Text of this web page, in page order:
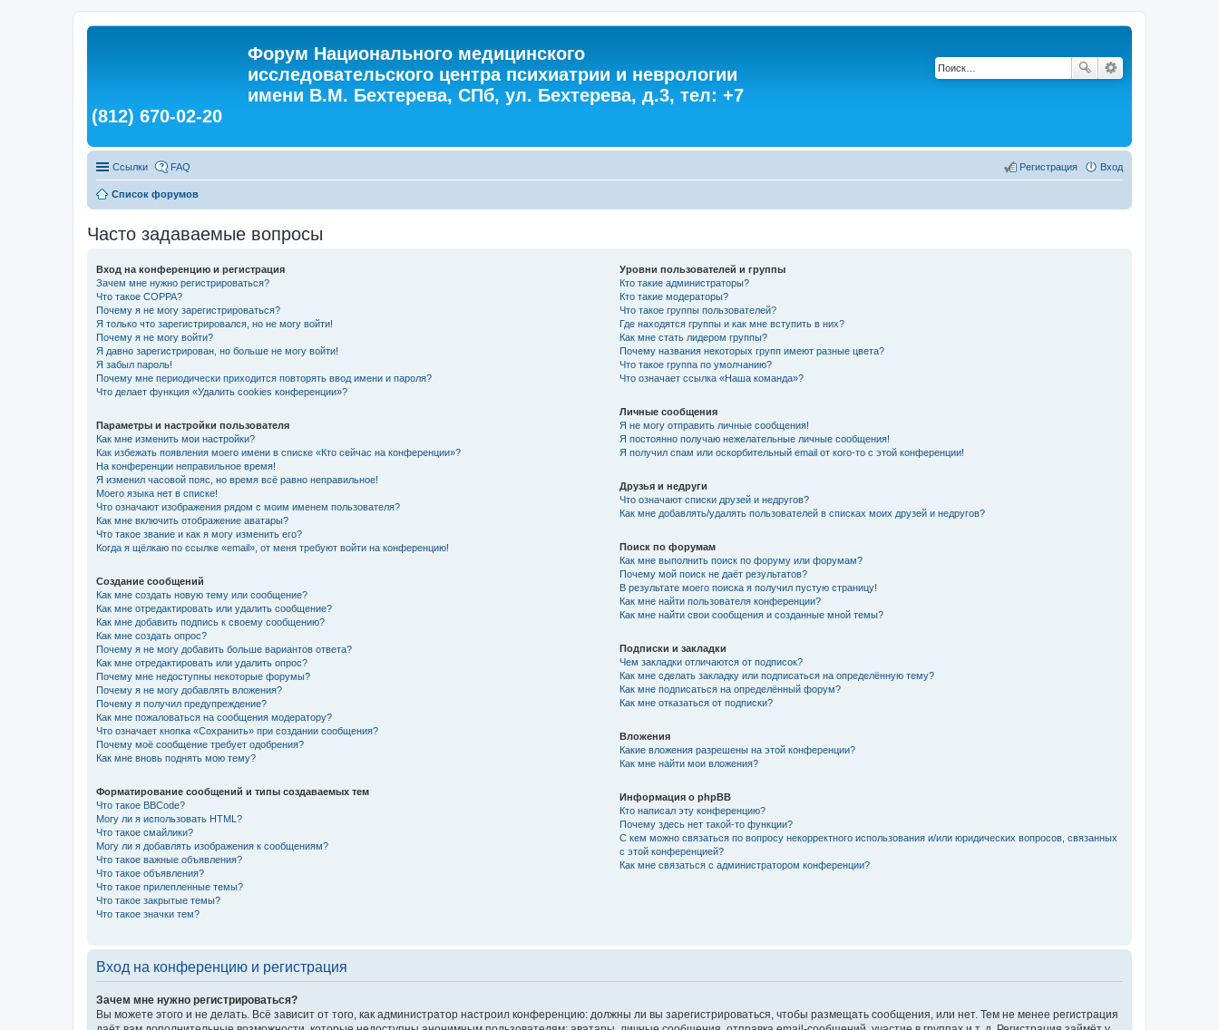
Форум Национального медицинского
исследовательского центра психиатрии и неврологии
имени В.М. Бехтерева, СПб, ул. Бехтерева, д.3, тел: +7
(812) 670-02-20
Ссылки FAQ Вход
Регистрация
Список форумов
Часто задаваемые вопросы
Вход на конференцию и регистрация
Зачем мне нужно регистрироваться?
Что такое COPPA?
Почему я не могу зарегистрироваться?
Я только что зарегистрировался, но не могу войти!
Почему я не могу войти?
Я давно зарегистрирован, но больше не могу войти!
Я забыл пароль!
Почему мне периодически приходится повторять ввод имени и пароля?
Что делает функция «Удалить cookies конференции»?
Параметры и настройки пользователя
Как мне изменить мои настройки?
Как избежать появления моего имени в списке «Кто сейчас на конференции»?
На конференции неправильное время!
Я изменил часовой пояс, но время всё равно неправильное!
Моего языка нет в списке!
Что означают изображения рядом с моим именем пользователя?
Как мне включить отображение аватары?
Что такое звание и как я могу изменить его?
Когда я щёлкаю по ссылке «email», от меня требуют войти на конференцию!
Создание сообщений
Как мне создать новую тему или сообщение?
Как мне отредактировать или удалить сообщение?
Как мне добавить подпись к своему сообщению?
Как мне создать опрос?
Почему я не могу добавить больше вариантов ответа?
Как мне отредактировать или удалить опрос?
Почему мне недоступны некоторые форумы?
Почему я не могу добавлять вложения?
Почему я получил предупреждение?
Как мне пожаловаться на сообщения модератору?
Что означает кнопка «Сохранить» при создании сообщения?
Почему моё сообщение требует одобрения?
Как мне вновь поднять мою тему?
Форматирование сообщений и типы создаваемых тем
Что такое BBCode?
Могу ли я использовать HTML?
Что такое смайлики?
Могу ли я добавлять изображения к сообщениям?
Что такое важные объявления?
Что такое объявления?
Что такое прилепленные темы?
Что такое закрытые темы?
Что такое значки тем?
Уровни пользователей и группы
Кто такие администраторы?
Кто такие модераторы?
Что такое группы пользователей?
Где находятся группы и как мне вступить в них?
Как мне стать лидером группы?
Почему названия некоторых групп имеют разные цвета?
Что такое группа по умолчанию?
Что означает ссылка «Наша команда»?
Личные сообщения
Я не могу отправить личные сообщения!
Я постоянно получаю нежелательные личные сообщения!
Я получил спам или оскорбительный email от кого-то с этой конференции!
Друзья и недруги
Что означают списки друзей и недругов?
Как мне добавлять/удалять пользователей в списках моих друзей и недругов?
Поиск по форумам
Как мне выполнить поиск по форуму или форумам?
Почему мой поиск не даёт результатов?
В результате моего поиска я получил пустую страницу!
Как мне найти пользователя конференции?
Как мне найти свои сообщения и созданные мной темы?
Подписки и закладки
Чем закладки отличаются от подписок?
Как мне сделать закладку или подписаться на определённую тему?
Как мне подписаться на определённый форум?
Как мне отказаться от подписки?
Вложения
Какие вложения разрешены на этой конференции?
Как мне найти мои вложения?
Информация о phpBB
Кто написал эту конференцию?
Почему здесь нет такой-то функции?
С кем можно связаться по вопросу некорректного использования и/или юридических вопросов, связанных
с этой конференцией?
Как мне связаться с администратором конференции?
Вход на конференцию и регистрация
Зачем мне нужно регистрироваться?
Вы можете этого и не делать. Всё зависит от того, как администратор настроил конференцию: должны ли вы зарегистрироваться, чтобы размещать сообщения, или нет. Тем не менее регистрация